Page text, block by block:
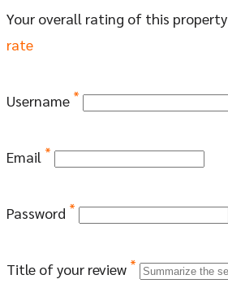
Your overall rating of this property
rate
Username *
Email *
Password *
Title of your review *